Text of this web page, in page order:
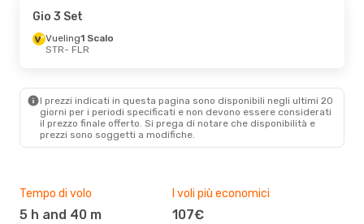
Dom 6 Set
1 Scalo
FLR- STR
Gio 27 Ago - Mer 2 Set
1 Scalo
- STR
Gio 3 Set
Vueling1 Scalo
STR- FLR
I prezzi indicati in questa pagina sono disponibili negli ultimi 20
giorni per i periodi specificati e non devono essere considerati
il ​​prezzo finale offerto. Si prega di notare che disponibilità e
prezzi sono soggetti a modifiche.
Tempo di volo
5 h and 40 m
I voli più economici
107€